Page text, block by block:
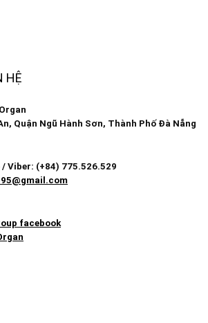
HỆ
Quận Ngũ Hành Sơn, Thành Phố Đà Nẵng
Viber: (+84) 775.526.529
facebook